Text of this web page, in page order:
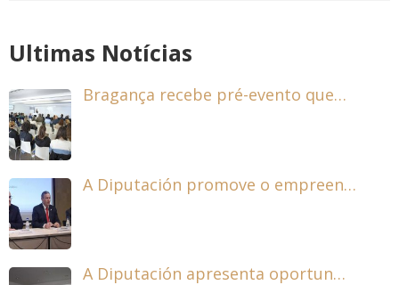
Ultimas Notícias
Bragança recebe pré-evento que…
A Diputación promove o empreen…
A Diputación apresenta oportun…